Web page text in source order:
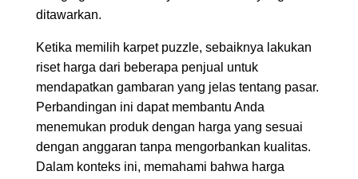
ditawarkan.
Ketika memilih karpet puzzle, sebaiknya lakukan
riset harga dari beberapa penjual untuk
mendapatkan gambaran yang jelas tentang pasar.
Perbandingan ini dapat membantu Anda
menemukan produk dengan harga yang sesuai
dengan anggaran tanpa mengorbankan kualitas.
Dalam konteks ini, memahami bahwa harga